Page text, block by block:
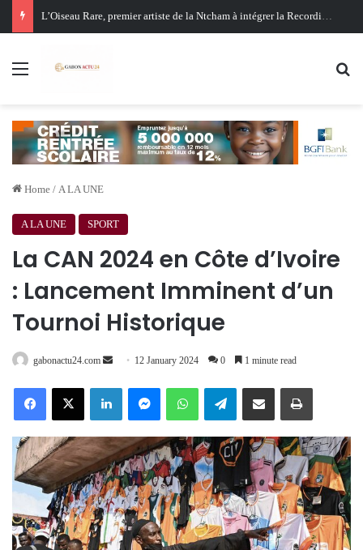
Oligui Nguema au Ghana : Libreville mise sur Accra pour renforcer sa stratégie diplomatique et économique
Menu
Home / A LA UNE
A LA UNE SPORT
La CAN 2024 en Côte d’Ivoire
: Lancement Imminent d’un
Tournoi Historique
gabonactu24.com
Send 12 January 2024 0 1 minute read
FacebookX LinkedInMessengerWhatsAppTelegramShare via Email Print